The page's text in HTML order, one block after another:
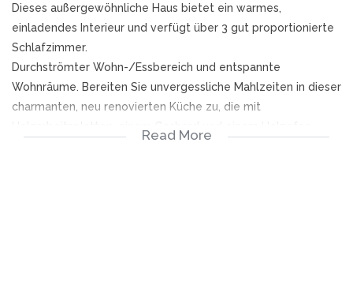
Dieses außergewöhnliche Haus bietet ein warmes,
einladendes Interieur und verfügt über 3 gut proportionierte
Schlafzimmer.
Durchströmter Wohn-/Essbereich und entspannte
Wohnräume. Bereiten Sie unvergessliche Mahlzeiten in dieser
charmanten, neu renovierten Küche zu, die mit
Read More